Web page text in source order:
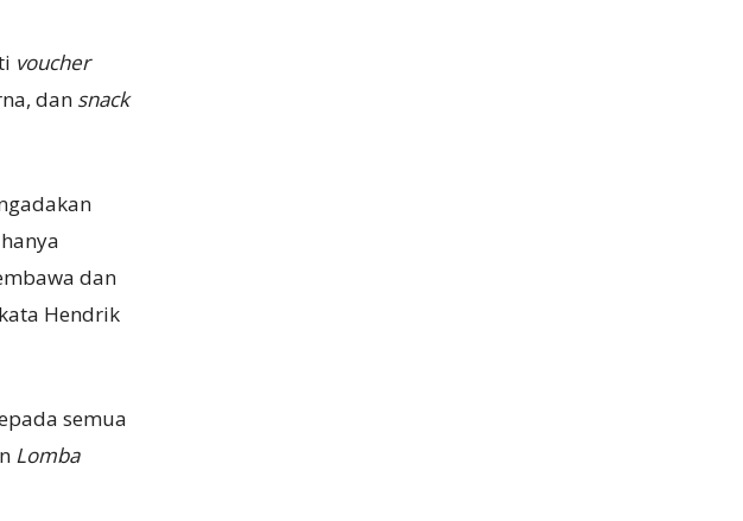
voucher
dan snack
dan
Hendrik
semua
Lomba